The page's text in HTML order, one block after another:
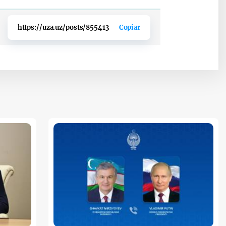
https://uza.uz/posts/855413 Copiar